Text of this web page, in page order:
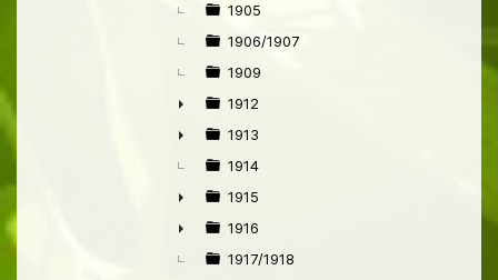
►
1905
1906/1907
1909
►
1912
►
1913
1914
►
1915
►
1916
1917/1918